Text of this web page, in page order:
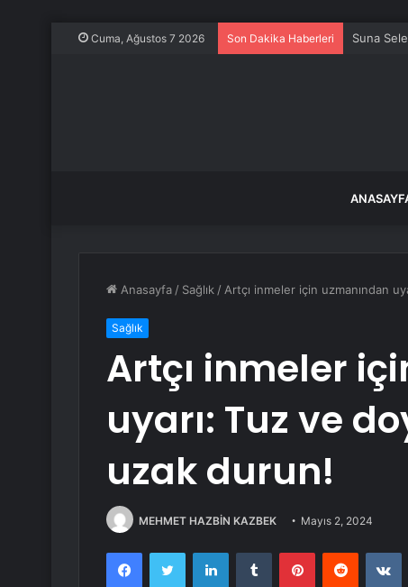
Cuma, Ağustos 7 2026 Son Dakika Haberleri Suna
Anasayfa / Sağlık / Artçı inmeler için uzmanından
Sağlık
Artçı inmeler
uyarı: Tuz ve
uzak durun!
MEHMET HAZBİN KAZBEK Mayıs 2, 2024
FacebookTwitter LinkedInTumblr PinterestReddit